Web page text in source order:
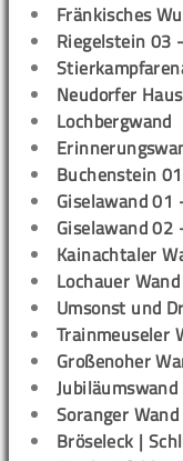
Fränkisches
Riegelstein 03
Neudorfer
Lochbergwand
Buchenstein
Giselawand
Giselawand 02
Kainachtaler
Lochauer Wand
Umsonst und
Trainmeuseler
Großenoher
Soranger
Bröseleck |